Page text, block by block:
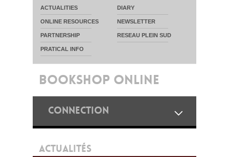
ACTUALITIES DIARY
ONLINE RESOURCES NEWSLETTER
PARTNERSHIP RESEAU PLEIN SUD
PRATICAL INFO
BOOKSHOP ONLINE
CONNECTION
ACTUALITÉS